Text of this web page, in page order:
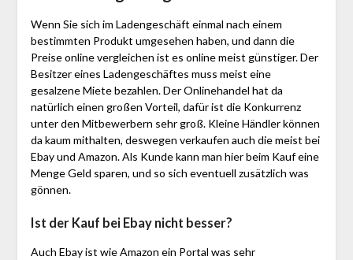
Wenn Sie sich im Ladengeschäft einmal nach einem
bestimmten Produkt umgesehen haben, und dann die
Preise online vergleichen ist es online meist günstiger. Der
Besitzer eines Ladengeschäftes muss meist eine
gesalzene Miete bezahlen. Der Onlinehandel hat da
natürlich einen großen Vorteil, dafür ist die Konkurrenz
unter den Mitbewerbern sehr groß. Kleine Händler können
da kaum mithalten, deswegen verkaufen auch die meist bei
Ebay und Amazon. Als Kunde kann man hier beim Kauf eine
Menge Geld sparen, und so sich eventuell zusätzlich was
gönnen.
Ist der Kauf bei Ebay nicht besser?
Auch Ebay ist wie Amazon ein Portal was sehr